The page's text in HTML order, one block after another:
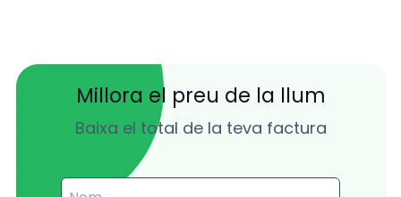
Millora el preu de la llum
Baixa el total de la teva factura